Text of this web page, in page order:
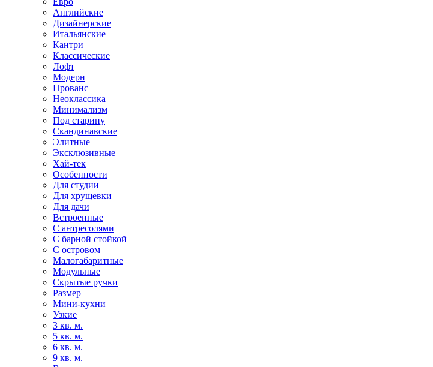
Английские
Дизайнерские
Итальянские
Кантри
Классические
Лофт
Модерн
Прованс
Неоклассика
Минимализм
Под старину
Скандинавские
Элитные
Эксклюзивные
Хай-тек
Особенности
Для студии
Для хрущевки
Для дачи
Встроенные
С антресолями
С барной стойкой
С островом
Малогабаритные
Модульные
Скрытые ручки
Размер
Мини-кухни
Узкие
3 кв. м.
5 кв. м.
6 кв. м.
9 кв. м.